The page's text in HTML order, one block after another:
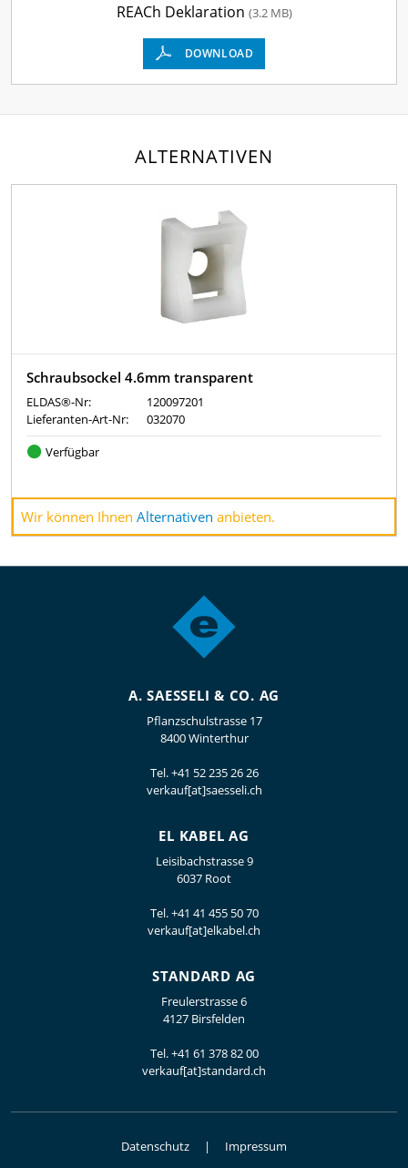
REACh Deklaration (3.2 MB)
DOWNLOAD
ALTERNATIVEN
Schraubsockel 4.6mm transparent
ELDAS®-Nr:
120097201
Lieferanten-Art-Nr:
032070
Verfügbar
Wir können Ihnen Alternativen anbieten.
A. SAESSELI & CO. AG
Pflanzschulstrasse 17
8400 Winterthur
Tel.+41 52 235 26 26
verkauf[at]saesseli.ch
EL KABEL AG
Leisibachstrasse 9
6037 Root
Tel.+41 41 455 50 70
verkauf[at]elkabel.ch
STANDARD AG
Freulerstrasse 6
4127 Birsfelden
Tel.+41 61 378 82 00
verkauf[at]standard.ch
Datenschutz Impressum